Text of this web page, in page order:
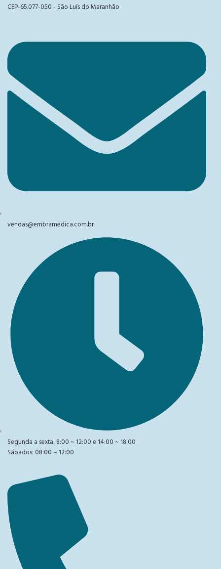
CEP-65.077-050 - São Luís do Maranhão
vendas@embramedica.com.br
Segunda a sexta: 8:00 ~ 12:00 e 14:00 ~ 18:00
Sábados: 08:00 ~ 12:00